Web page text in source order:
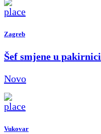
Zagreb
Šef smjene u pakirnici
Novo
Vukovar